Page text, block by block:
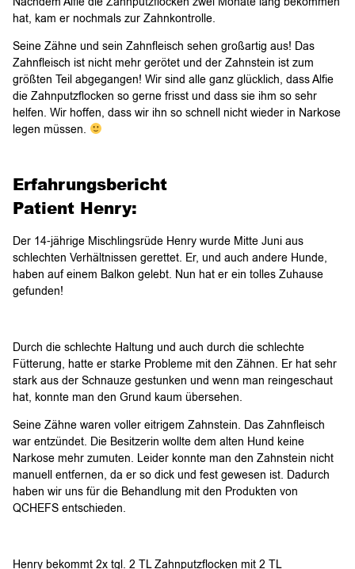
hat, kam er nochmals zur Zahnkontrolle.
Seine Zähne und sein Zahnfleisch sehen großartig aus! Das
Zahnfleisch ist nicht mehr gerötet und der Zahnstein ist zum
größten Teil abgegangen! Wir sind alle ganz glücklich, dass Alfie
die Zahnputzflocken so gerne frisst und dass sie ihm so sehr
helfen. Wir hoffen, dass wir ihn so schnell nicht wieder in Narkose
legen müssen.
Erfahrungsbericht
Patient Henry:
Der 14-jährige Mischlingsrüde Henry wurde Mitte Juni aus
schlechten Verhältnissen gerettet. Er, und auch andere Hunde,
haben auf einem Balkon gelebt. Nun hat er ein tolles Zuhause
gefunden!
Durch die schlechte Haltung und auch durch die schlechte
Fütterung, hatte er starke Probleme mit den Zähnen. Er hat sehr
stark aus der Schnauze gestunken und wenn man reingeschaut
hat, konnte man den Grund kaum übersehen.
Seine Zähne waren voller eitrigem Zahnstein. Das Zahnfleisch
war entzündet. Die Besitzerin wollte dem alten Hund keine
Narkose mehr zumuten. Leider konnte man den Zahnstein nicht
manuell entfernen, da er so dick und fest gewesen ist. Dadurch
haben wir uns für die Behandlung mit den Produkten von
QCHEFS entschieden.
Henry bekommt 2x tgl. 2 TL Zahnputzflocken mit 2 TL